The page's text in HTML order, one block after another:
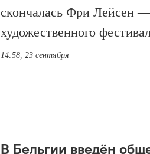
скончалась Фри Лейсен —
художественного
14:58, 23 сентября
В Бельгии введён